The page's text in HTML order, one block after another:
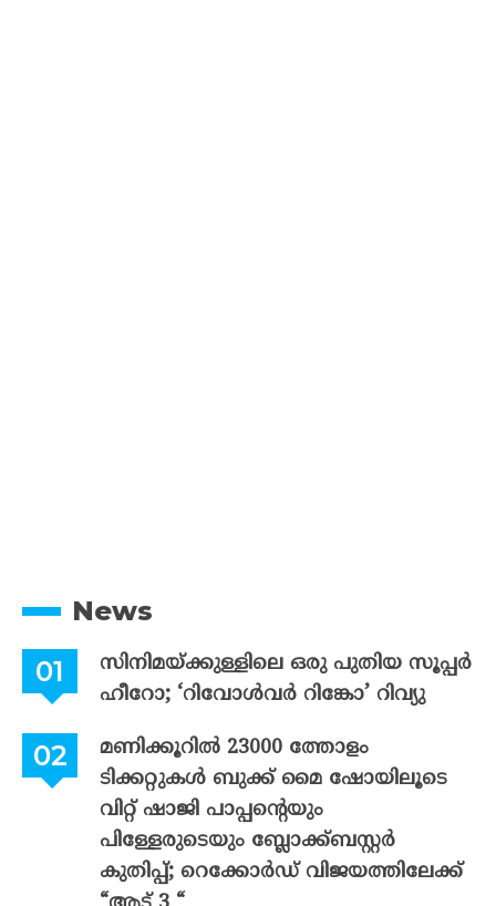
News
സിനിമയ്ക്കുള്ളിലെ ഒരു പുതിയ സൂപ്പർ
ഹീറോ; ‘റിവോൾവർ റിങ്കോ’ റിവ്യു
മണിക്കൂറിൽ 23000 ത്തോളം
ടിക്കറ്റുകൾ ബുക്ക് മൈ ഷോയിലൂടെ
വിറ്റ് ഷാജി പാപ്പന്റെയും
പിള്ളേരുടെയും ബ്ലോക്ക്ബസ്റ്റർ
കുതിപ്പ്; റെക്കോർഡ് വിജയത്തിലേക്ക്